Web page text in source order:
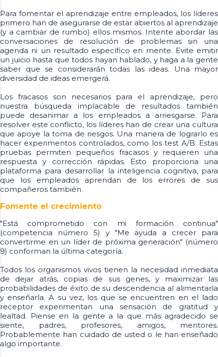
Para fomentar el aprendizaje entre empleados, los líderes
primero han de asegurarse de estar abiertos al aprendizaje
(y a cambiar de rumbo) ellos mismos. Intente abordar las
conversaciones de resolución de problemas sin una
agenda ni un resultado específico en mente. Evite emitir
un juicio hasta que todos hayan hablado, y haga a la gente
saber que se considerarán todas las ideas. Una mayor
diversidad de ideas emergerá.
Los fracasos son necesarios para el aprendizaje, pero
nuestra búsqueda implacable de resultados también
puede desanimar a los empleados a arriesgarse. Para
resolver este conflicto, los líderes han de crear una cultura
que apoye la toma de riesgos. Una manera de lograrlo es
hacer experimentos controlados, como los test A/B. Estas
pruebas permiten pequeños fracasos y requieren una
respuesta y corrección rápidas. Esto proporciona una
plataforma para desarrollar la inteligencia cognitiva, para
que los empleados aprendan de los errores de sus
compañeros también.
Fomente el crecimiento
"Está comprometido con mi formación continua"
(competencia número 5) y "Me ayuda a crecer para
convertirme en un líder de próxima generación" (número
9) conforman la última categoría.
Todos los organismos vivos tienen la necesidad inmediata
de dejar atrás, copias de sus genes, y maximizar las
probabilidades de éxito de su descendencia al alimentarla
y enseñarla. A su vez, los que se encuentren en el lado
receptor experimentan una sensación de gratitud y
lealtad. Piense en la gente a la que más agradecido se
siente, padres, profesores, amigos, mentores.
Probablemente han cuidado de usted o le han enseñado
algo importante.